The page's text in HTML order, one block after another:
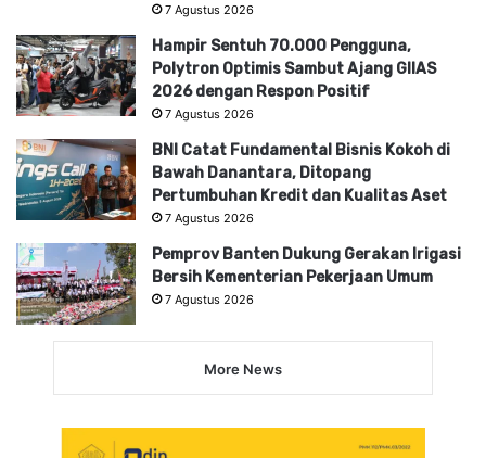
7 Agustus 2026
Hampir Sentuh 70.000 Pengguna,
Polytron Optimis Sambut Ajang GIIAS
2026 dengan Respon Positif
7 Agustus 2026
BNI Catat Fundamental Bisnis Kokoh di
Bawah Danantara, Ditopang
Pertumbuhan Kredit dan Kualitas Aset
7 Agustus 2026
Pemprov Banten Dukung Gerakan Irigasi
Bersih Kementerian Pekerjaan Umum
7 Agustus 2026
More News